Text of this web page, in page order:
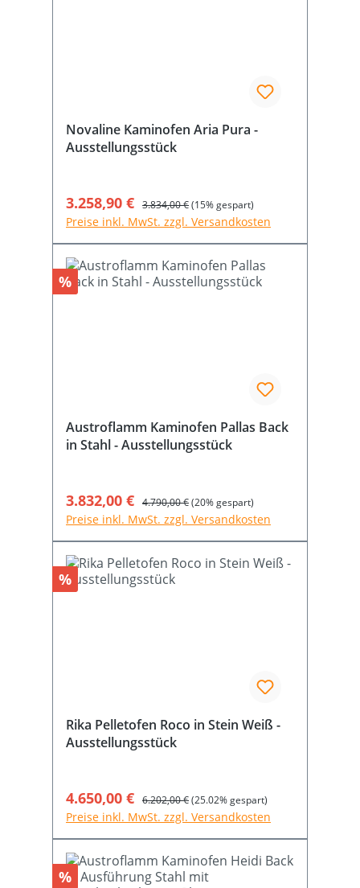
Novaline Kaminofen Aria Pura -
Ausstellungsstück
Verkaufspreis:
3.258,90 € Regulärer Preis:
3.834,00 €(15% gespart)
Preise inkl. MwSt. zzgl. Versandkosten
Rabatt
%
Austroflamm Kaminofen Pallas Back
in Stahl - Ausstellungsstück
Verkaufspreis:
3.832,00 € Regulärer Preis:
4.790,00 €(20% gespart)
Preise inkl. MwSt. zzgl. Versandkosten
Rabatt
%
Rika Pelletofen Roco in Stein Weiß -
Ausstellungsstück
Verkaufspreis:
4.650,00 € Regulärer Preis:
6.202,00 €(25.02% gespart)
Preise inkl. MwSt. zzgl. Versandkosten
Rabatt
%